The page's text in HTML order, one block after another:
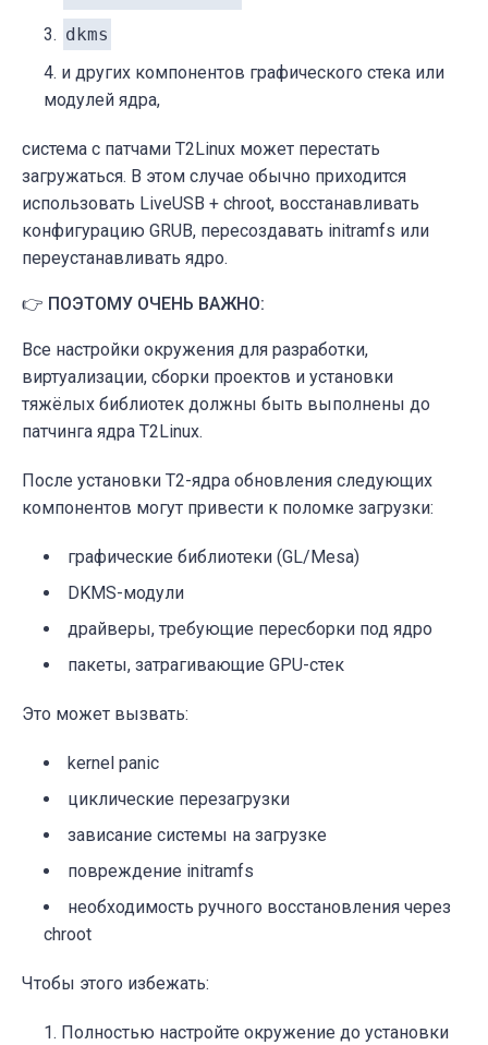
dkms
и других компонентов графического стека или
модулей ядра,
система с патчами T2Linux может перестать
загружаться. В этом случае обычно приходится
использовать LiveUSB + chroot, восстанавливать
конфигурацию GRUB, пересоздавать initramfs или
переустанавливать ядро.
👉 ПОЭТОМУ ОЧЕНЬ ВАЖНО:
Все настройки окружения для разработки,
виртуализации, сборки проектов и установки
тяжёлых библиотек должны быть выполнены до
патчинга ядра T2Linux.
После установки T2-ядра обновления следующих
компонентов могут привести к поломке загрузки:
графические библиотеки (GL/Mesa)
DKMS-модули
драйверы, требующие пересборки под ядро
пакеты, затрагивающие GPU-стек
Это может вызвать:
kernel panic
циклические перезагрузки
зависание системы на загрузке
повреждение initramfs
необходимость ручного восстановления через
chroot
Чтобы этого избежать:
Полностью настройте окружение до установки